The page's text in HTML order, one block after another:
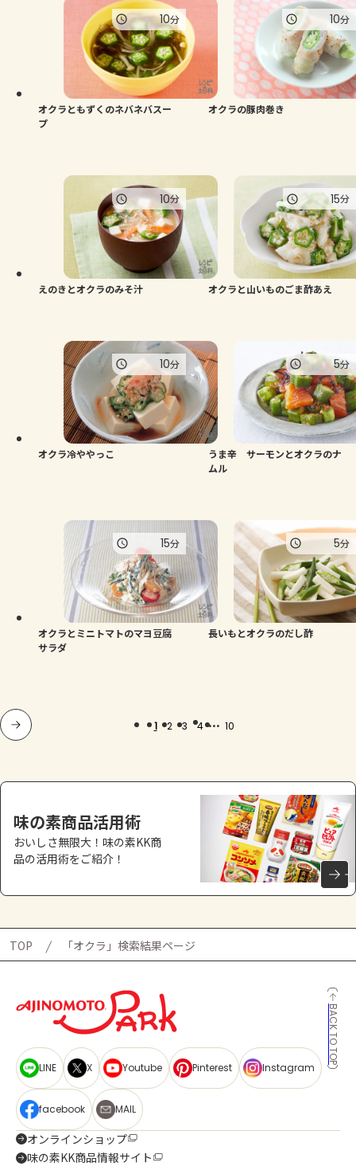
オクラともずくのネバネバスー
プ
10分
オクラの豚肉巻き
10分
えのきとオクラのみそ汁
10分
オクラと山いものごま酢あえ
15分
オクラ冷ややっこ
10分
うま辛 サーモンとオクラのナ
ムル
5分
オクラとミニトマトのマヨ豆腐
サラダ
15分
長いもとオクラのだし酢
5分
1 2 3 4 ... 10
味の素商品活用術
おいしさ無限大！味の素KK商
品の活用術をご紹介！
TOP 「オクラ」検索結果ページ
BACK TO TOP
LINE X Youtube Pinterest Instagram
facebook MAIL
オンラインショップ
味の素KK商品情報サイト